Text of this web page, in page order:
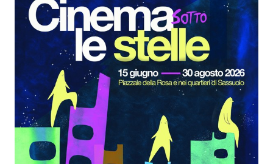
Tutti
argomenti...
Seguici